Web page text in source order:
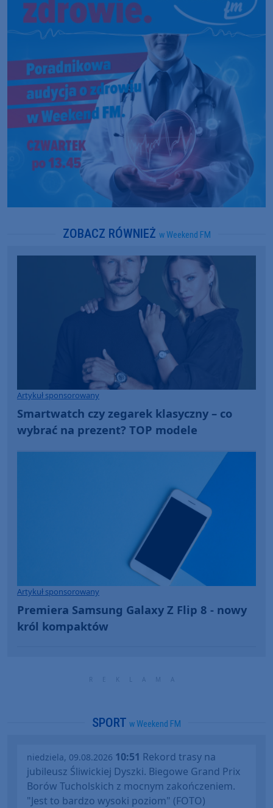
ZOBACZ RÓWNIEŻ w Weekend FM
Artykuł sponsorowany
Smartwatch czy zegarek klasyczny – co
wybrać na prezent? TOP modele
Artykuł sponsorowany
Premiera Samsung Galaxy Z Flip 8 - nowy
król kompaktów
SPORT w Weekend FM
niedziela, 09.08.2026 10:51 Rekord trasy na
jubileusz Śliwickiej Dyszki. Biegowe Grand Prix
Borów Tucholskich z mocnym zakończeniem.
"Jest to bardzo wysoki poziom" (FOTO)